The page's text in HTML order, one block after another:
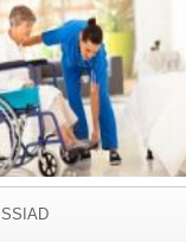
SSIAD